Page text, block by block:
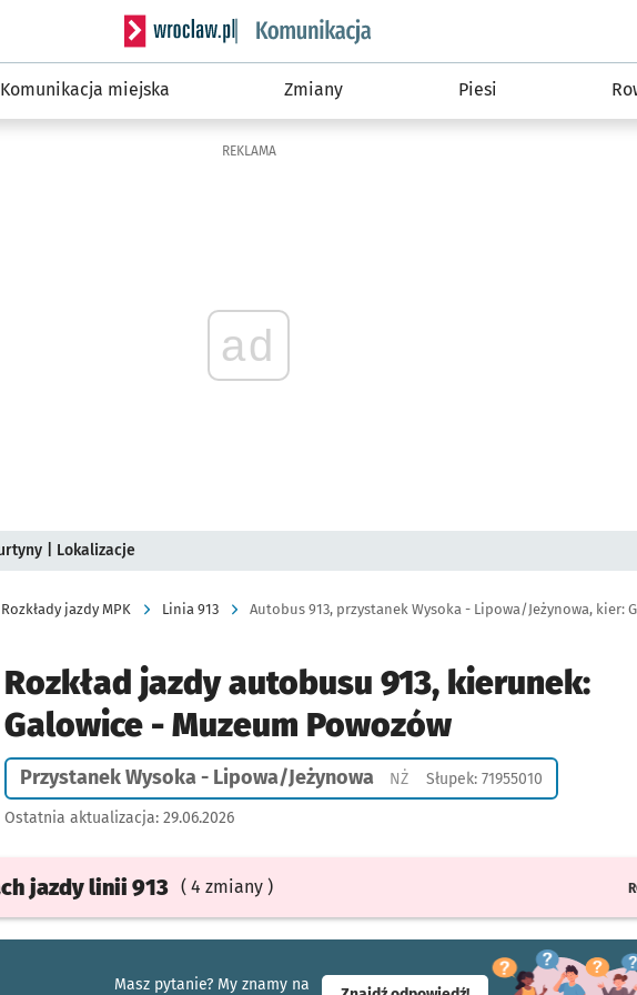
Serwis informacyjny wroclaw.pl podserwis: Komunikacja
Komunikacja miejska Zmiany Piesi
REKLAMA
ad
| Lokalizacje
Rozkłady jazdy MPK Linia 913
Rozkład jazdy autobusu 913, kierunek:
Galowice - Muzeum Powozów
Przystanek Wysoka - Lipowa/Jeżynowa NŻPrzystanek na życzenie
Słupek: 71955010
Ostatnia aktualizacja: 29.06.2026
jazdylinii 913 ( 4 zmiany )
Masz pytanie? My znamy na